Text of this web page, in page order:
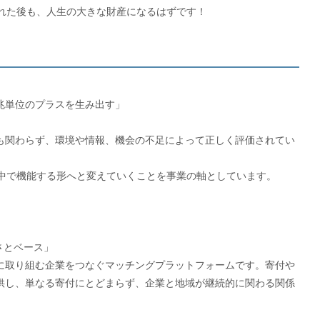
後も、人生の大きな財産になるはずです！
位のプラスを生み出す」
わらず、環境や情報、機会の不足によって正しく評価されてい
機能する形へと変えていくことを事業の軸としています。
ベース」
り組む企業をつなぐマッチングプラットフォームです。寄付や
、単なる寄付にとどまらず、企業と地域が継続的に関わる関係